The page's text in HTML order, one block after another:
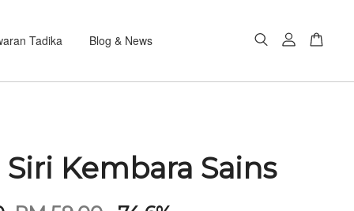
Tadika Blog & News
Siri Kembara Sains